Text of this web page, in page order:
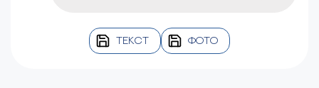
ТЕКСТ ФОТО